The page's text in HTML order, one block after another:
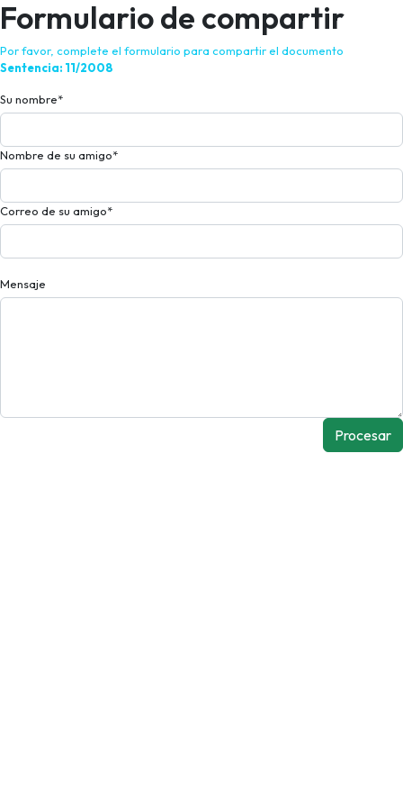
Formulario de compartir
Por favor, complete el formulario para compartir el documento
Sentencia: 11/2008
Su nombre*
Nombre de su amigo*
Correo de su amigo*
Mensaje